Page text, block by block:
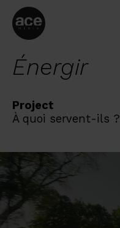
Énergir
Project
À quoi servent-ils ?